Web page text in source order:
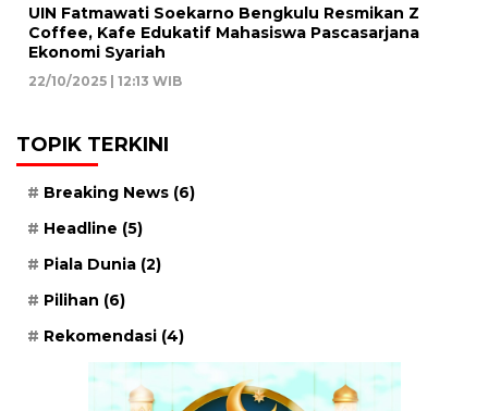
UIN Fatmawati Soekarno Bengkulu Resmikan Z
Coffee, Kafe Edukatif Mahasiswa Pascasarjana
Ekonomi Syariah
22/10/2025 | 12:13 WIB
TOPIK TERKINI
Breaking News (6)
Headline (5)
Piala Dunia (2)
Pilihan (6)
Rekomendasi (4)